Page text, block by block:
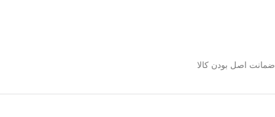
ضمانت اصل بودن کالا